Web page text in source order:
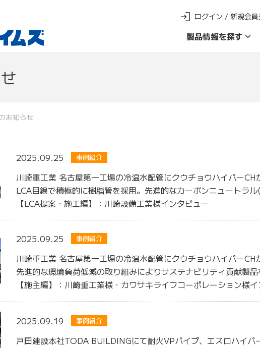
製品情報を探す
ログイン / 新規会員
お知らせ
2025.09.25 事例紹介
川崎重工業 名古屋第一工場の冷温水配管にクウチョウハイパーCH
LCA目線で積極的に樹脂管を採用。先進的なカーボンニュートラ
【LCA提案・施工編】：川崎設備工業様インタビュー
2025.09.25 事例紹介
川崎重工業 名古屋第一工場の冷温水配管にクウチョウハイパーCH
先進的な環境負荷低減の取り組みによりサステナビリティ貢献製品
【施主編】：川崎重工業様・カワサキライフコーポレーション様
2025.09.19 事例紹介
戸田建設本社TODA BUILDINGにて耐火VPパイプ、エスロハイパ